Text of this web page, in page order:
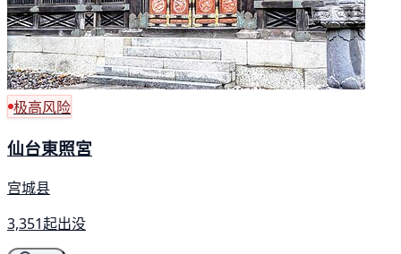
极高风险
仙台東照宮
宫城县
3,351起出没